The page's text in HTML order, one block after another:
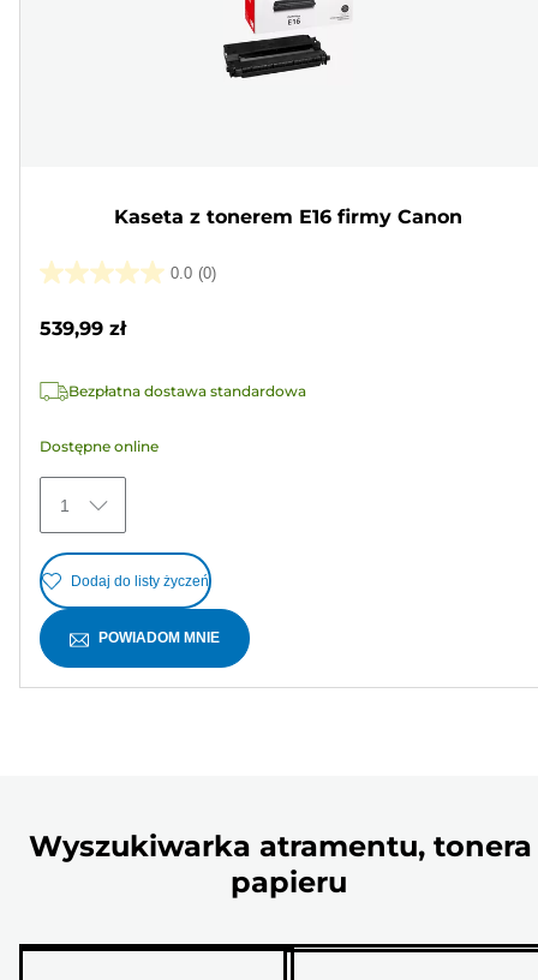
Kaseta z tonerem E16 firmy Canon
0.0 (0)
0.0
5
539,99 zł
Bezpłatna dostawa standardowa
Dostępne online
1
Dodaj do listy życzeń
POWIADOM MNIE
Wyszukiwarka atramentu, tonera
papieru